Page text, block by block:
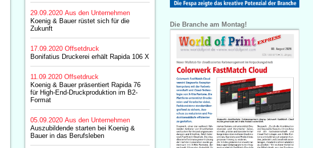
29.09.2020 Aus den Unternehmen
Koenig & Bauer rüstet sich für die
Zukunft
17.09.2020 Offsetdruck
Bonifatius Druckerei erhält Rapida 106 X
11.09.2020 Offsetdruck
Koenig & Bauer präsentiert Rapida 76
für High-End-Druckproduktion im B2-
Format
05.09.2020 Aus den Unternehmen
Auszubildende starten bei Koenig &
Bauer in das Berufsleben
Die Branche am Montag!